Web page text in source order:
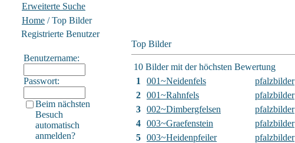
Erweiterte Suche
Home / Top Bilder
Registrierte Benutzer
Benutzername:
Passwort:
Beim nächsten
Besuch
automatisch
anmelden?
Top Bilder
10 Bilder mit der höchsten Bewertung
1
001~Neidenfels pfalzbilder
2 001~Rahnfels pfalzbilder
3 002~Dimbergfelsen pfalzbilder
4 003~Graefenstein pfalzbilder
5 003~Heidenpfeiler pfalzbilder